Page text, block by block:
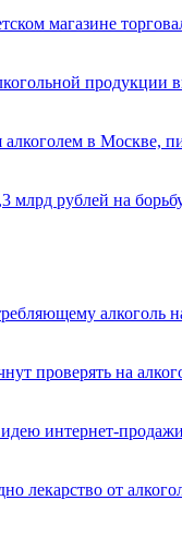
магазине
продукции
в Москве,
млрд рублей на
алкоголь
проверять на
интернет-продажи
лекарство от